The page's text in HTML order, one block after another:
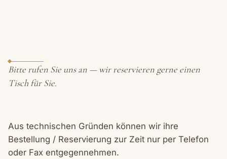
Bitte rufen Sie uns an — wir reservieren gerne einen
Tisch für Sie.
Aus technischen Gründen können wir ihre
Bestellung / Reservierung zur Zeit nur per Telefon
oder Fax entgegennehmen.